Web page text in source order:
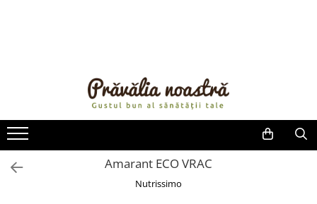
ULEIURI ȘI UNTURI
MĂSLINE
FRUCTE DESHIDRATATE
Amarant ECO VRAC
Nutrissimo